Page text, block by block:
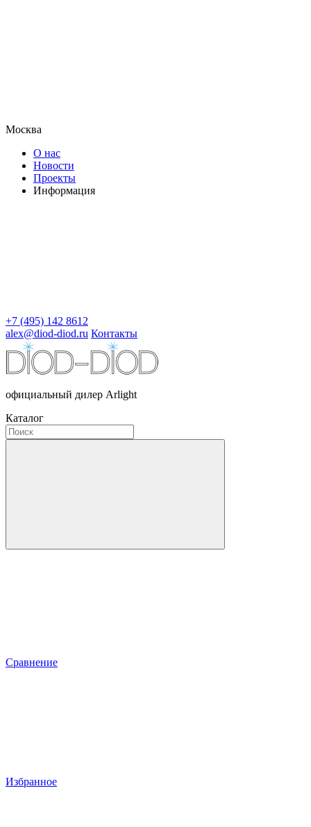
Москва
О нас
Новости
Проекты
Информация
+7 (495) 142 8612
alex@diod-diod.ru Контакты
официальный дилер Arlight
Каталог
Сравнение
Избранное